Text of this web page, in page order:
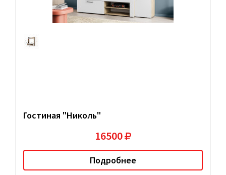
Гостиная "Николь"
16500
Подробнее